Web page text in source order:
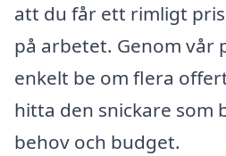
att du får ett rimligt
på arbetet. Genom vår
enkelt be om flera
hitta den snickare som
behov och budget.